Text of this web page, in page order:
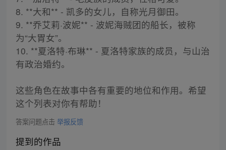
8. **大和** - 凯多的女儿，自称光月御田。
9. **乔艾莉·波妮** - 波妮海贼团的船长，被称
为“大胃女”。
10. **夏洛特·布琳** - 夏洛特家族的成员，与山治
有政治婚约。
这些角色在故事中各有重要的地位和作用。希望
这个列表对你有帮助！
答案问题点击 举报反馈
提到的作品